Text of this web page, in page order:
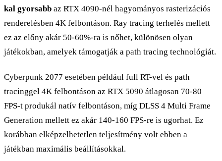
kal gyorsabb az RTX 4090-nél hagyományos rasterizációs
renderelésben 4K felbontáson. Ray tracing terhelés mellett
ez az előny akár 50-60%-ra is nőhet, különösen olyan
játékokban, amelyek támogatják a path tracing technológiát.
Cyberpunk 2077 esetében például full RT-vel és path
tracinggel 4K felbontáson az RTX 5090 átlagosan 70-80
FPS-t produkál natív felbontáson, míg DLSS 4 Multi Frame
Generation mellett ez akár 140-160 FPS-re is ugorhat. Ez
korábban elképzelhetetlen teljesítmény volt ebben a
játékban maximális beállításokkal.